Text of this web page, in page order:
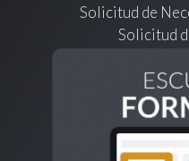
Solicitud de
Solicitud